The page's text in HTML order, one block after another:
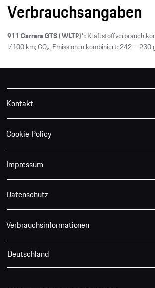
Verbrauchsangaben
911 Carrera GTS (WLTP)*:Kraftstoffverbrauch
l/100 km; CO₂-Emissionen kombiniert: 242 – 230
Kontakt
Cookie Policy
Impressum
Datenschutz
Verbrauchsinformationen
Deutschland